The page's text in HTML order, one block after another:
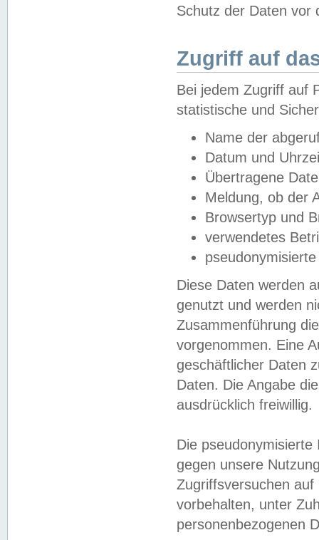
Schutz der Daten vor
Zugriff auf
Bei jedem Zugriff auf
statistische und
Name der
Datum und
Übertragene
Meldung, ob der
Browsertyp und
verwendetes
Diese Daten werden
genutzt und werden
Zusammenführung
vorgenommen. Eine
geschäftlicher Daten
Daten. Die Angabe
ausdrücklich freiwillig.
Die
gegen unsere
Zugriffsversuchen
vorbehalten, unter
personenbezogenen